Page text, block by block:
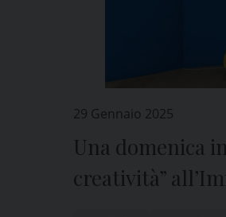
29 Gennaio 2025
Una domenica
creatività”